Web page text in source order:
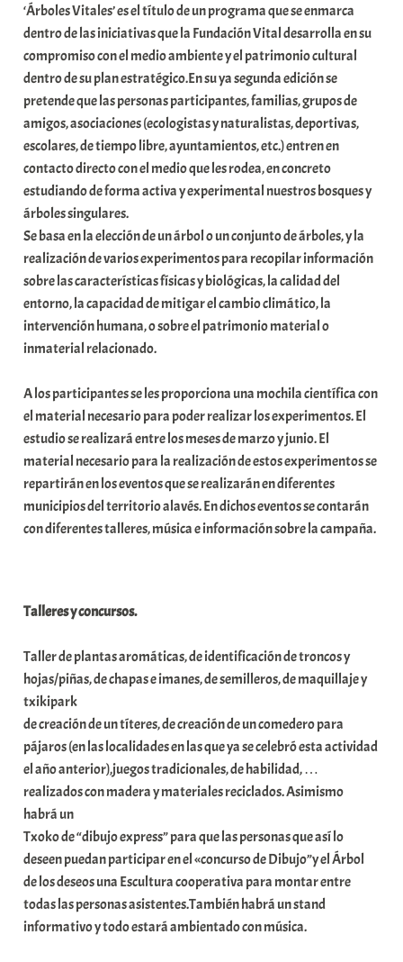
a
r
E
r
r
i
o
x
a
K
o
m
u
n
i
t
t
e
a
‘Árboles Vitales’ es el título de un programa que se enmarca
dentro de las iniciativas que la Fundación Vital desarrolla en su
compromiso con el medio ambiente y el patrimonio cultural
dentro de su plan estratégico.En su ya segunda edición se
pretende que las personas participantes, familias, grupos de
amigos, asociaciones (ecologistas y naturalistas, deportivas,
escolares, de tiempo libre, ayuntamientos, etc.) entren en
contacto directo con el medio que les rodea, en concreto
estudiando de forma activa y experimental nuestros bosques y
árboles singulares.
Se basa en la elección de un árbol o un conjunto de árboles, y la
realización de varios experimentos para recopilar información
sobre las características físicas y biológicas, la calidad del
entorno, la capacidad de mitigar el cambio climático, la
intervención humana, o sobre el patrimonio material o
inmaterial relacionado.
A los participantes se les proporciona una mochila científica con
el material necesario para poder realizar los experimentos. El
estudio se realizará entre los meses de marzo y junio. El
material necesario para la realización de estos experimentos se
repartirán en los eventos que se realizarán en diferentes
municipios del territorio alavés. En dichos eventos se contarán
con diferentes talleres, música e información sobre la campaña.
Talleres y concursos.
Taller de plantas aromáticas, de identificación de troncos y
hojas/piñas, de chapas e imanes, de semilleros, de maquillaje y
txikipark
de creación de un títeres, de creación de un comedero para
pájaros (en las localidades en las que ya se celebró esta actividad
el año anterior),juegos tradicionales, de habilidad, …
realizados con madera y materiales reciclados. Asimismo
habrá un
Txoko de “dibujo express” para que las personas que así lo
deseen puedan participar en el «concurso de Dibujo”y el Árbol
de los deseos una Escultura cooperativa para montar entre
todas las personas asistentes.También habrá un stand
informativo y todo estará ambientado con música.